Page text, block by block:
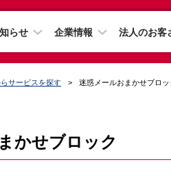
らせ 企業情報 法人のお客
サービスを探す 迷惑メールおまかせブロッ
かせブロック